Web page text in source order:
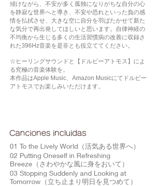
傾けながら、不安が多く孤独になりがちな自分の心
を静寂な世界へと導き、不安や恐れといった負の感
情を払拭させ、大きな空に自分を羽ばたかせて新た
な気分で再出発してほしいと思います。自律神経の
不均衡から生じる多くの生活習慣病の改善に収録さ
れた396Hz音楽を是非とも役立ててください。
☆ヒーリングサウンドと【ドルビーアトモス】によ
る究極の音楽体験を。
本作品はApple Music、Amazon Musicにてドルビー
アトモスでお楽しみいただけます。
Canciones incluidas
01 To the Lively World（活気ある世界へ）
02 Putting Oneself in Refreshing
Breeze（さわやかな風に身をおいて）
03 Stopping Suddenly and Looking at
Tomorrow（立ち止まり明日を見つめて）